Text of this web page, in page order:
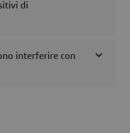
di
interferire con